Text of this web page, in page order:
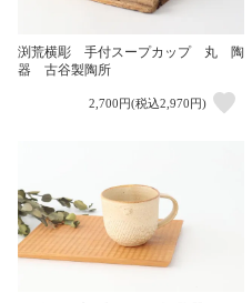
渕荒横彫 手付スープカップ 丸 陶
器 古谷製陶所
2,700円(税込2,970円)